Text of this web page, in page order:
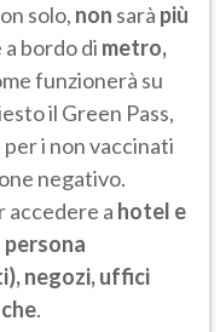
solo, non sarà più
bordo di metro,
funzionerà su
il Green Pass,
i non vaccinati
negativo.
accedere a hotel e
negozi, uffici
.